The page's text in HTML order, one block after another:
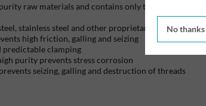
No thanks
raw materials and contains only trace levels of
stainless steel and other proprietary alloys
high friction, galling and seizing
predictable clamping
purity prevents stress corrosion
seizing, galling and destruction of threads